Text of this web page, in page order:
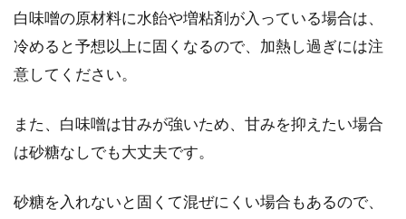
白味噌の原材料に水飴や増粘剤が入っている場合は、
冷めると予想以上に固くなるので、加熱し過ぎには注
意してください。
また、白味噌は甘みが強いため、甘みを抑えたい場合
は砂糖なしでも大丈夫です。
砂糖を入れないと固くて混ぜにくい場合もあるので、